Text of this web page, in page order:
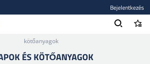
Bejelentkezés
kötőanyagok
ÉS KÖTŐANYAGOK